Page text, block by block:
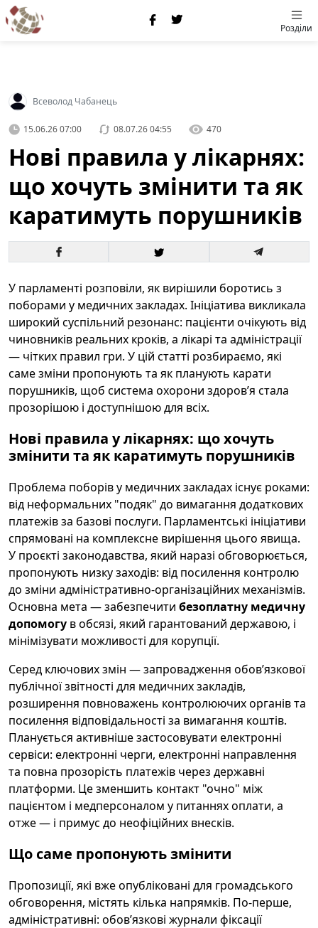
Розділи
Всеволод Чабанець
15.06.26 07:00 08.07.26 04:55 470
Нові правила у лікарнях:
що хочуть змінити та як
каратимуть порушників
У парламенті розповіли, як вирішили боротись з
поборами у медичних закладах. Ініціатива викликала
широкий суспільний резонанс: пацієнти очікують від
чиновників реальних кроків, а лікарі та адміністрації
— чітких правил гри. У цій статті розбираємо, які
саме зміни пропонують та як планують карати
порушників, щоб система охорони здоров’я стала
прозорішою і доступнішою для всіх.
Нові правила у лікарнях: що хочуть
змінити та як каратимуть порушників
Проблема поборів у медичних закладах існує роками:
від неформальних "подяк" до вимагання додаткових
платежів за базові послуги. Парламентські ініціативи
спрямовані на комплексне вирішення цього явища.
У проєкті законодавства, який наразі обговорюється,
пропонують низку заходів: від посилення контролю
до зміни адміністративно-організаційних механізмів.
Основна мета — забезпечити безоплатну медичну
допомогу в обсязі, який гарантований державою, і
мінімізувати можливості для корупції.
Серед ключових змін — запровадження обов’язкової
публічної звітності для медичних закладів,
розширення повноважень контролюючих органів та
посилення відповідальності за вимагання коштів.
Планується активніше застосовувати електронні
сервіси: електронні черги, електронні направлення
та повна прозорість платежів через державні
платформи. Це зменшить контакт "очно" між
пацієнтом і медперсоналом у питаннях оплати, а
отже — і примус до неофіційних внесків.
Що саме пропонують змінити
Пропозиції, які вже опубліковані для громадського
обговорення, містять кілька напрямків. По-перше,
адміністративні: обов’язкові журнали фіксації